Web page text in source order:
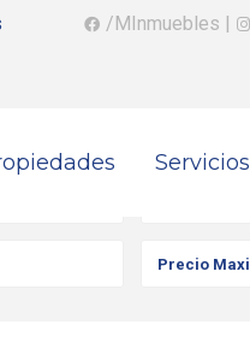
/MInmuebles |
Servicios